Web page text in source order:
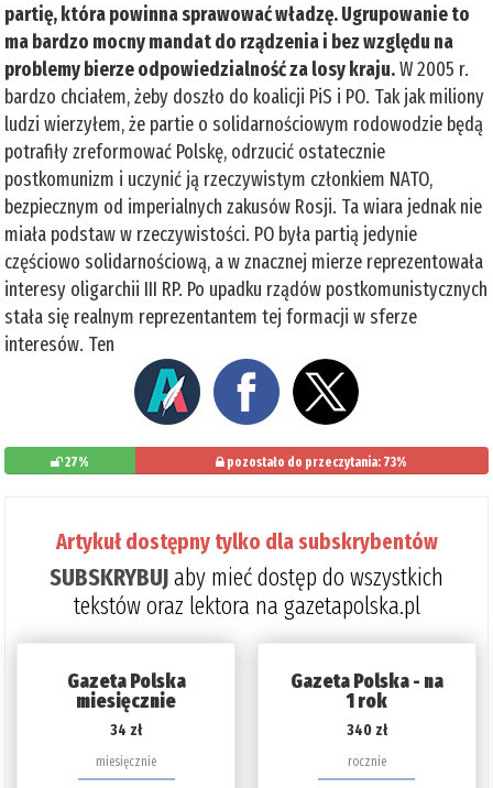
partię, która powinna sprawować władzę. Ugrupowanie to
ma bardzo mocny mandat do rządzenia i bez względu na
problemy bierze odpowiedzialność za losy kraju.W 2005 r.
bardzo chciałem, żeby doszło do koalicji PiS i PO. Tak jak miliony
ludzi wierzyłem, że partie o solidarnościowym rodowodzie będą
potrafiły zreformować Polskę, odrzucić ostatecznie
postkomunizm i uczynić ją rzeczywistym członkiem NATO,
bezpiecznym od imperialnych zakusów Rosji. Ta wiara jednak nie
miała podstaw w rzeczywistości. PO była partią jedynie
częściowo solidarnościową, a w znacznej mierze reprezentowała
interesy oligarchii III RP. Po upadku rządów postkomunistycznych
stała się realnym reprezentantem tej formacji w sferze
interesów. Ten
27% pozostało do przeczytania: 73%
Artykuł dostępny tylko dla subskrybentów
SUBSKRYBUJaby mieć dostęp do wszystkich
tekstów oraz lektora na gazetapolska.pl
Gazeta Polska
miesięcznie
34 zł
miesięcznie
Gazeta Polska - na
1 rok
340 zł
rocznie